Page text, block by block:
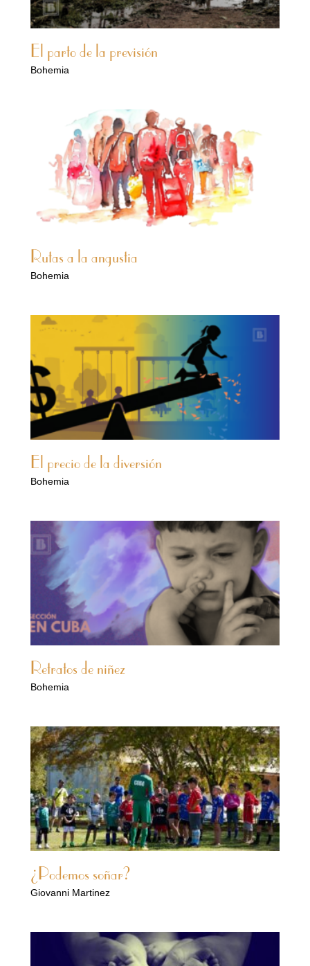
El parto de la previsión
Bohemia
Rutas a la angustia
Bohemia
El precio de la diversión
Bohemia
Retratos de niñez
Bohemia
¿Podemos soñar?
Giovanni Martinez